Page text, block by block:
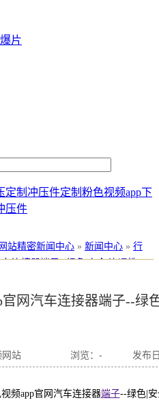
片
定制 冲压件定制 粉色视频app下
压件
站精密新闻中心 » 新闻中心 » 行
连接器端子--绿色|安全|连通性|
官网汽车连接器端子--绿
网站 浏览： - 发布
频app官网汽车连接器端子--绿色|